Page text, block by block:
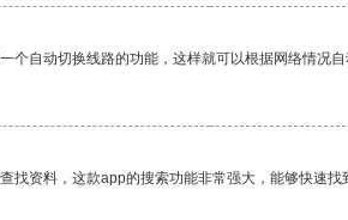
自动切换线路的功能，这样就可以根据网络情况
资料，这款app的搜索功能非常强大，能够快速找